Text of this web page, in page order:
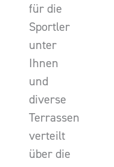
für die
Sportler
unter
Ihnen
und
diverse
Terrassen
verteilt
über die